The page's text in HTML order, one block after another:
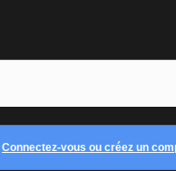
Connectez-vous ou créez un